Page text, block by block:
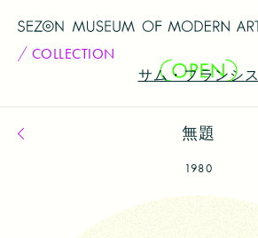
COLLECTION
サム・フランシス
コレクション一覧へ戻る無題
1980